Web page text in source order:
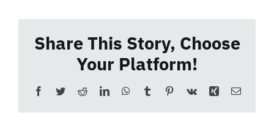
NewsShare This Story, Choose
Your Platform!
Facebook
TwitterRedditLinkedInWhatsApp
TumblrPinterest
Vk Xing Email